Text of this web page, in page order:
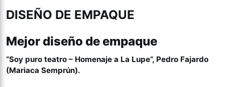
DISEÑO DE EMPAQUE
Mejor diseño de empaque
“Soy puro teatro – Homenaje a La Lupe”, Pedro Fajardo
(Mariaca Semprún).